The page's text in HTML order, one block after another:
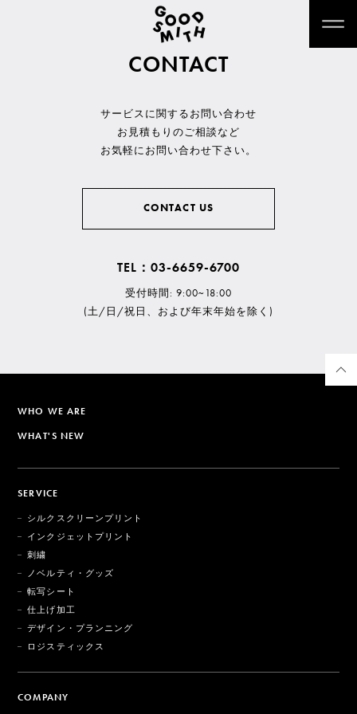
CONTACT
サービスに関するお問い合わせ
お見積もりのご相談など
お気軽にお問い合わせ下さい。
CONTACT US
TEL：03-6659-6700
受付時間: 9:00~18:00
(土/日/祝日、および年末年始を除く)
WHO WE ARE
WHAT'S NEW
SERVICE
シルクスクリーンプリント
インクジェットプリント
刺繍
ノベルティ・グッズ
転写シート
仕上げ加工
デザイン・プランニング
ロジスティックス
COMPANY